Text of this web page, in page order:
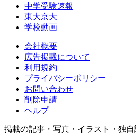
中学受験速報
東大京大
学校動画
会社概要
広告掲載について
利用規約
プライバシーポリシー
お問い合わせ
削除申請
ヘルプ
掲載の記事・写真・イラスト・独